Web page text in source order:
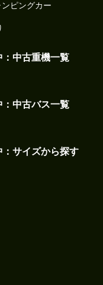
ピングカー
：中古重機一覧
：中古バス一覧
：サイズから探す